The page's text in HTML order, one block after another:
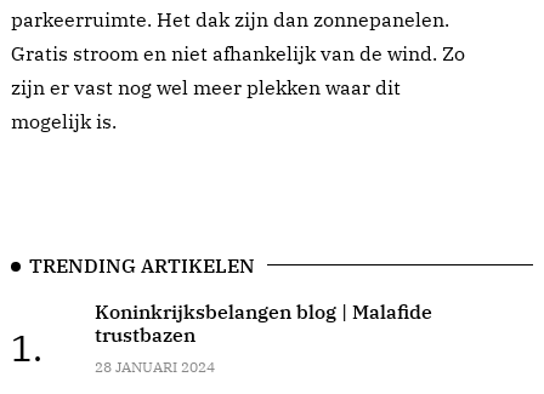
parkeerruimte. Het dak zijn dan zonnepanelen.
Gratis stroom en niet afhankelijk van de wind. Zo
zijn er vast nog wel meer plekken waar dit
mogelijk is.
TRENDING ARTIKELEN
1.
Koninkrijksbelangen blog | Malafide
trustbazen
28 JANUARI 2024